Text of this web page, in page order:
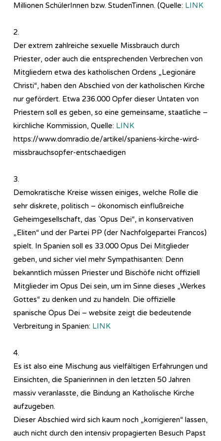
Millionen SchülerInnen bzw. StudenTinnen. (Quelle: LINK
2.
Der extrem zahlreiche sexuelle Missbrauch durch
Priester, oder auch die entsprechenden Verbrechen von
Mitgliedern etwa des katholischen Ordens „Legionäre
Christi“, haben den Abschied von der katholischen Kirche
nur gefördert. Etwa 236.000 Opfer dieser Untaten von
Priestern soll es geben, so eine gemeinsame, staatliche –
kirchliche Kommission, Quelle: LINK
https://www.domradio.de/artikel/spaniens-kirche-wird-
missbrauchsopfer-entschaedigen
3.
Demokratische Kreise wissen einiges, welche Rolle die
sehr diskrete, politisch – ökonomisch einflußreiche
Geheimgesellschaft, das `Opus Dei“, in konservativen
„Eliten“ und der Partei PP (der Nachfolgepartei Francos)
spielt. In Spanien soll es 33.000 Opus Dei Mitglieder
geben, und sicher viel mehr Sympathisanten: Denn
bekanntlich müssen Priester und Bischöfe nicht offiziell
Mitglieder im Opus Dei sein, um im Sinne dieses „Werkes
Gottes“ zu denken und zu handeln. Die offizielle
spanische Opus Dei – website zeigt die bedeutende
Verbreitung in Spanien: LINK
4.
Es ist also eine Mischung aus vielfältigen Erfahrungen und
Einsichten, die Spanierinnen in den letzten 50 Jahren
massiv veranlasste, die Bindung an Katholische Kirche
aufzugeben.
Dieser Abschied wird sich kaum noch „korrigieren“ lassen,
auch nicht durch den intensiv propagierten Besuch Papst